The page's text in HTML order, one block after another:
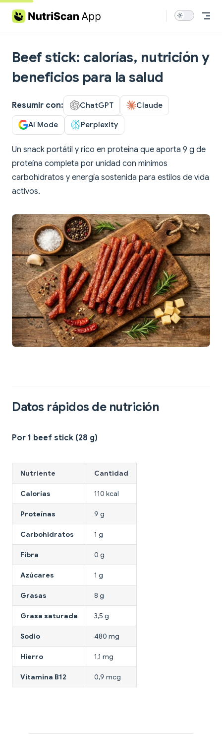
Skip to content
Beef stick: calorías, nutrición y
beneficios para la salud
Resumir con: ChatGPT Claude
AI Mode Perplexity
Un snack portátil y rico en proteína que aporta 9 g de
proteína completa por unidad con mínimos
carbohidratos y energía sostenida para estilos de vida
activos.
Datos rápidos de nutrición
Por 1 beef stick (28 g)
Nutriente Cantidad
Calorías 110 kcal
Proteínas 9 g
Carbohidratos 1 g
Fibra 0 g
Azúcares 1 g
Grasas 8 g
Grasa saturada 3,5 g
Sodio 480 mg
Hierro 1,1 mg
Vitamina B12 0,9 mcg